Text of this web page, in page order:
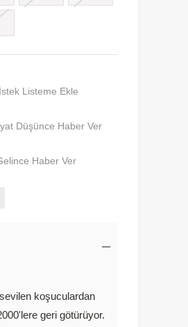
İstek Listeme Ekle
Düşünce Haber Ver
Haber Ver
koşuculardan
geri götürüyor.